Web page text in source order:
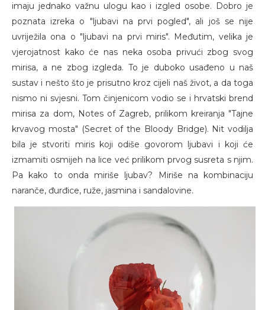
imaju jednako važnu ulogu kao i izgled osobe. Dobro je
poznata izreka o "ljubavi na prvi pogled", ali još se nije
uvriježila ona o "ljubavi na prvi miris". Međutim, velika je
vjerojatnost kako će nas neka osoba privući zbog svog
mirisa, a ne zbog izgleda. To je duboko usađeno u naš
sustav i nešto što je prisutno kroz cijeli naš život, a da toga
nismo ni svjesni. Tom činjenicom vodio se i hrvatski brend
mirisa za dom, Notes of Zagreb, prilikom kreiranja "Tajne
krvavog mosta" (Secret of the Bloody Bridge). Nit vodilja
bila je stvoriti miris koji odiše govorom ljubavi i koji će
izmamiti osmijeh na lice već prilikom prvog susreta s njim.
Pa kako to onda miriše ljubav? Miriše na kombinaciju
naranče, đurđice, ruže, jasmina i sandalovine.